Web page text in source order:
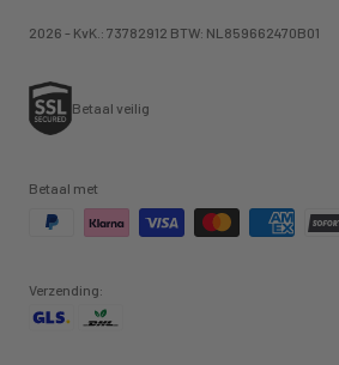
2026 - KvK.: 73782912 BTW: NL859662470B01
Betaal veilig
Betaal met
Verzending: